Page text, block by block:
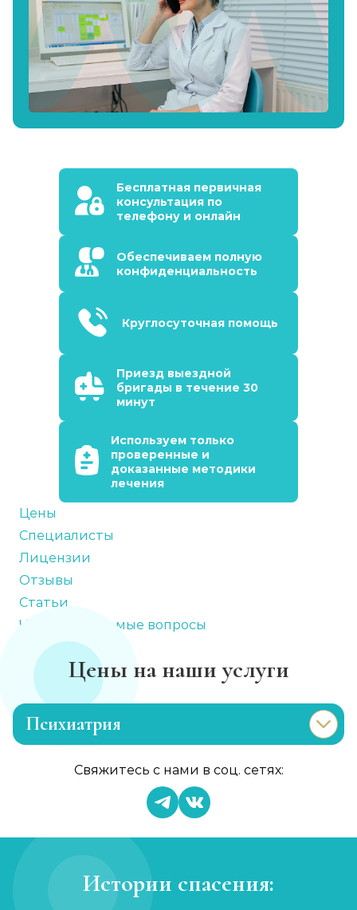
Бесплатная первичная
консультация по
телефону и онлайн
Обеспечиваем полную
конфиденциальность
Круглосуточная помощь
Приезд выездной
бригады в течение 30
минут
Используем только
проверенные и
доказанные методики
лечения
Цены
Специалисты
Лицензии
Отзывы
Статьи
Часто задаваемые вопросы
Цены на наши услуги
Психиатрия
Скорая психиатрическая помощь
Свяжитесь с нами в соц. сетях:
Истории спасения: